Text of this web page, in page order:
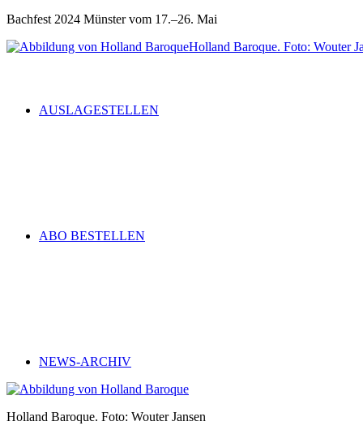
AUSLAGESTELLEN
ABO BESTELLEN
NEWS-ARCHIV
Bachfest 2024 Münster vom 17.–26. Mai
Holland Baroque. Foto: Wouter
Holland Baroque. Foto: Wouter Jansen